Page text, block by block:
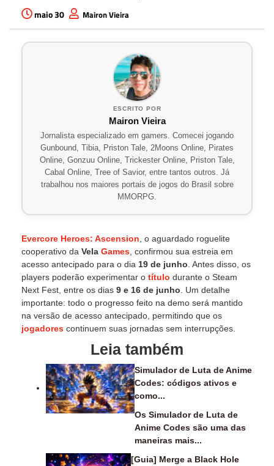
maio 30 Mairon Vieira
ESCRITO POR
Mairon Vieira
Jornalista especializado em gamers. Comecei jogando
Gunbound, Tibia, Priston Tale, 2Moons Online, Pirates
Online, Gonzuu Online, Trickester Online, Priston Tale,
Cabal Online, Tree of Savior, entre tantos outros. Já
trabalhou nos maiores portais de jogos do Brasil sobre
MMORPG.
Evercore Heroes: Ascension , o aguardado roguelite
cooperativo da Vela Games , confirmou sua estreia em
acesso antecipado para o dia 19 de junho . Antes disso, os
players poderão experimentar o título durante o Steam
Next Fest, entre os dias 9 e 16 de junho . Um detalhe
importante: todo o progresso feito na demo será mantido
na versão de acesso antecipado, permitindo que os
jogadores continuem suas jornadas sem interrupções.
Leia também
Simulador de Luta de Anime
Codes: códigos ativos e
como...
Os Simulador de Luta de
Anime Codes são uma das
maneiras mais...
[Guia] Merge a Black Hole